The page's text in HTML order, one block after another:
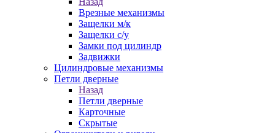
Врезные механизмы
Защелки м/к
Защелки с/у
Замки под цилиндр
Задвижки
Цилиндровые механизмы
Петли дверные
Назад
Петли дверные
Карточные
Скрытые